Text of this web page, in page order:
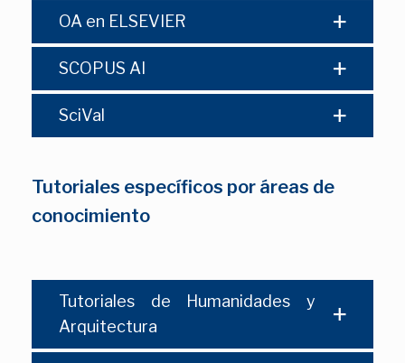
OA en ELSEVIER
SCOPUS AI
SciVal
Tutoriales específicos por áreas de
conocimiento
Tutoriales de Humanidades y
Arquitectura